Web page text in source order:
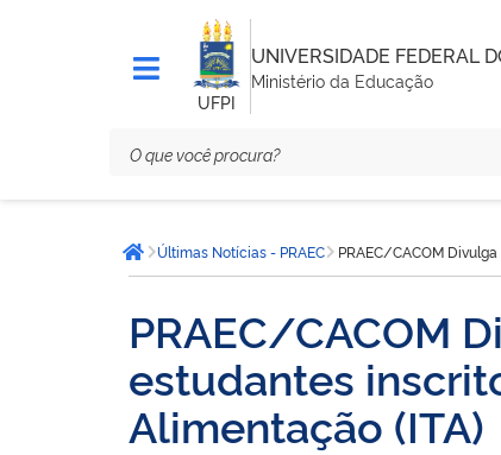
UFPI
UNIVERSIDADE FEDERAL
Ministério da Educação
está
aqui:Página inicial
Últimas Notícias - PRAEC PRAEC/CACOM
PRAEC/CACOM
estudantes
Alimentação (ITA)